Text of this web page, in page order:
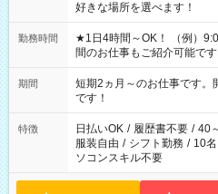
好きな場所を選べます！
勤務時間
★1日4時間～OK！ （例）
間のお仕事もご紹介可能で
家庭の都合でお休みが必要
※週最低15時間以上の勤務
期間
短期2ヵ月～のお仕事です
です！
特徴 日払いOK / 履歴書不要 / 40
服装自由 / シフト勤務 / 10
ソコンスキル不要